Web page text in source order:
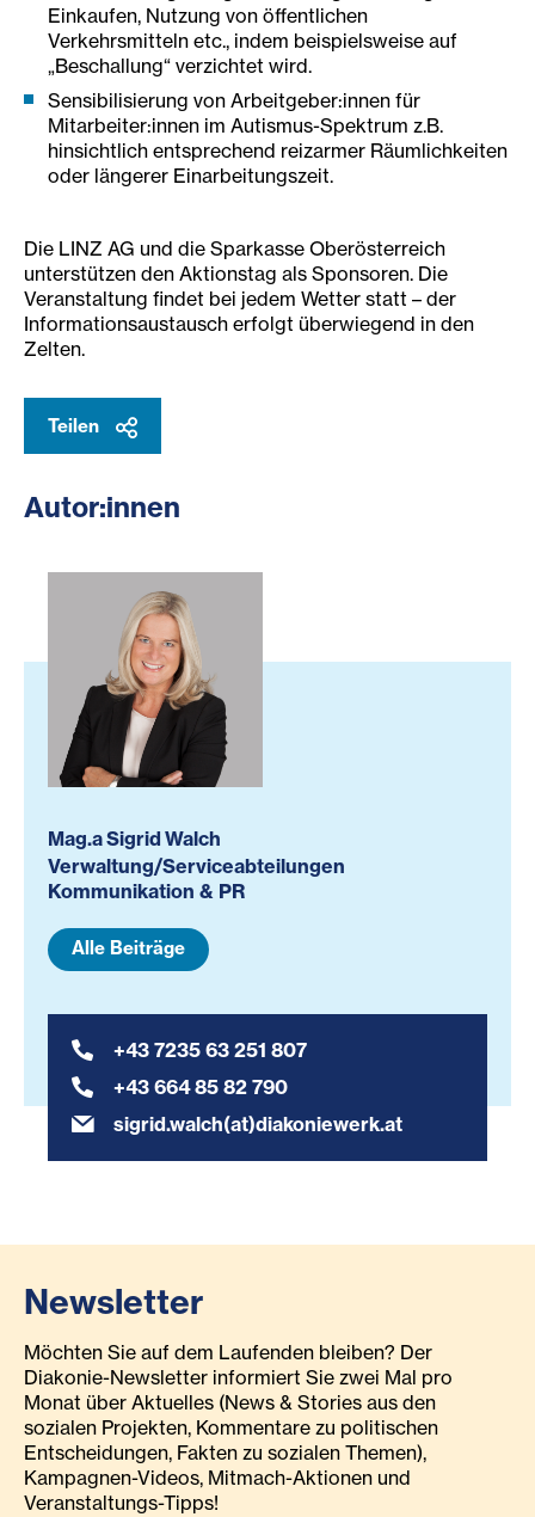
Einkaufen, Nutzung von öffentlichen
Verkehrsmitteln etc., indem beispielsweise auf
„Beschallung“ verzichtet wird.
Sensibilisierung von Arbeitgeber:innen für
Mitarbeiter:innen im Autismus-Spektrum z.B.
hinsichtlich entsprechend reizarmer Räumlichkeiten
oder längerer Einarbeitungszeit.
Die LINZ AG und die Sparkasse Oberösterreich
unterstützen den Aktionstag als Sponsoren. Die
Veranstaltung findet bei jedem Wetter statt – der
Informationsaustausch erfolgt überwiegend in den
Zelten.
Teilen
Autor:innen
Mag.a Sigrid Walch
Verwaltung/Serviceabteilungen
Kommunikation & PR
Alle Beiträge
+43 7235 63 251 807
+43 664 85 82 790
sigrid.walch(at)diakoniewerk.at
Newsletter
Möchten Sie auf dem Laufenden bleiben? Der
Diakonie-Newsletter informiert Sie zwei Mal pro
Monat über Aktuelles (News & Stories aus den
sozialen Projekten, Kommentare zu politischen
Entscheidungen, Fakten zu sozialen Themen),
Kampagnen-Videos, Mitmach-Aktionen und
Veranstaltungs-Tipps!